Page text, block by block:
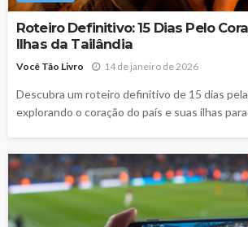
Roteiro Definitivo: 15 Dias Pelo
Ilhas da Tailândia
Você Tão Livro 14 de janeiro de 2026
Descubra um roteiro definitivo de 15 dias
explorando o coração do país e suas ilhas